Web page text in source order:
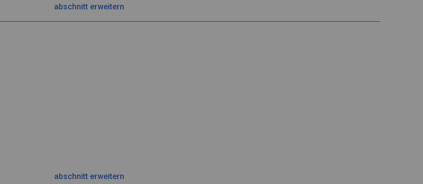
abschnitt erweitern
abschnitt erweitern